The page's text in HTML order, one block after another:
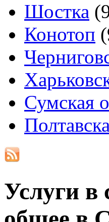
Шостка
Конотоп
Сумская
Услуги в